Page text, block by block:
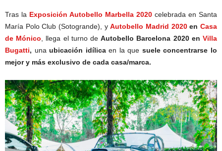
Tras la Exposición Autobello Marbella 2020 celebrada en Santa
María Polo Club (Sotogrande), yAutobello Madrid 2020enCasa
de Mónico, llega el turno deAutobello Barcelona 2020 enVilla
Bugatti, unaubicación idílicaen la que suele concentrarse lo
mejor y más exclusivo de cada casa/marca.